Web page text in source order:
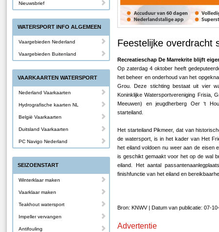
Feestelijke overdracht
Recreatieschap De Marrekrite blijft
Op zaterdag 4 oktober heeft
het beheer en onderhoud van het
Grou. Deze stichting bestaat uit vier
Koninklijke Watersportvereniging Frisia,
Meeuwen) en jeugdherberg Oer ‘t
starteiland.
Het starteiland Pikmeer, dat van
de watersport, is in het kader van Het
het eiland voldoen nu weer aan de eisen
is geschikt gemaakt voor het op de wal
eiland. Het aantal
finishfunctie van het eiland en
Bron: KNWV | Datum van publicatie: 07-
Advertentie
Nieuwsbrief
WATERSPORT INFO ALGEMEEN
Vaargebieden Nederland
Vaargebieden Buitenland
VAARKAARTEN WATERSPORT
Nederland Vaarkaarten
Hydrografische kaarten NL
België Vaarkaarten
Duitsland Vaarkaarten
PC Navigo Nederland
SEIZOENSTART
Winterklaar maken
Vaarklaar maken
Teakhout watersport
Impeller vervangen
Antifouling